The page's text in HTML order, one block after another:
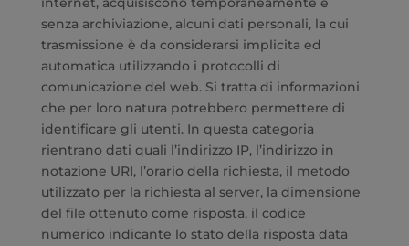
senza archiviazione, alcuni dati personali, la cui
trasmissione è da considerarsi implicita ed
automatica utilizzando i protocolli di
comunicazione del web. Si tratta di informazioni
che per loro natura potrebbero permettere di
identificare gli utenti. In questa categoria
rientrano dati quali l’indirizzo IP, l’indirizzo in
notazione URI, l’orario della richiesta, il metodo
utilizzato per la richiesta al server, la dimensione
del file ottenuto come risposta, il codice
numerico indicante lo stato della risposta data